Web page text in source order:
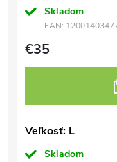
Skladom
EAN:
€35
Veľkosť: L
Skladom